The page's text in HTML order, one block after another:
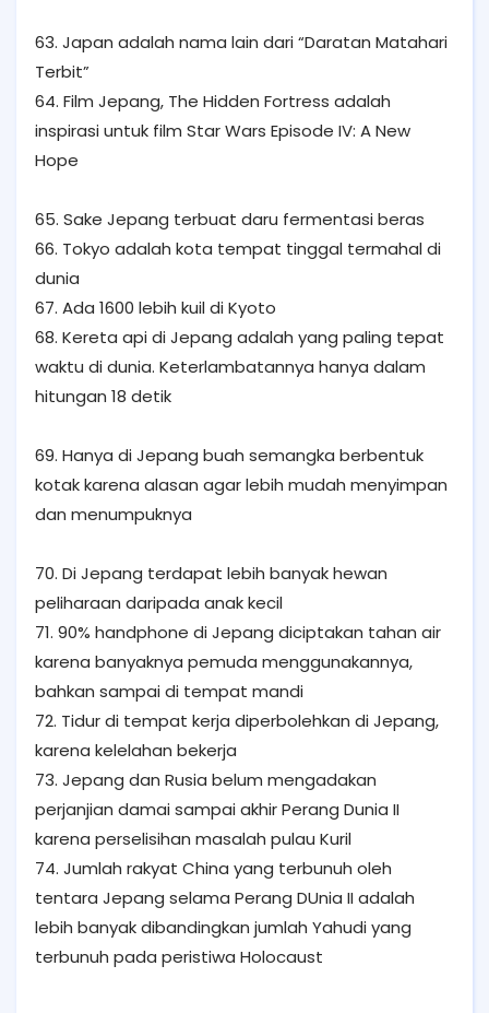
63. Japan adalah nama lain dari “Daratan Matahari
Terbit”
64. Film Jepang, The Hidden Fortress adalah
inspirasi untuk film Star Wars Episode IV: A New
Hope
65. Sake Jepang terbuat daru fermentasi beras
66. Tokyo adalah kota tempat tinggal termahal di
dunia
67. Ada 1600 lebih kuil di Kyoto
68. Kereta api di Jepang adalah yang paling tepat
waktu di dunia. Keterlambatannya hanya dalam
hitungan 18 detik
69. Hanya di Jepang buah semangka berbentuk
kotak karena alasan agar lebih mudah menyimpan
dan menumpuknya
70. Di Jepang terdapat lebih banyak hewan
peliharaan daripada anak kecil
71. 90% handphone di Jepang diciptakan tahan air
karena banyaknya pemuda menggunakannya,
bahkan sampai di tempat mandi
72. Tidur di tempat kerja diperbolehkan di Jepang,
karena kelelahan bekerja
73. Jepang dan Rusia belum mengadakan
perjanjian damai sampai akhir Perang Dunia II
karena perselisihan masalah pulau Kuril
74. Jumlah rakyat China yang terbunuh oleh
tentara Jepang selama Perang DUnia II adalah
lebih banyak dibandingkan jumlah Yahudi yang
terbunuh pada peristiwa Holocaust